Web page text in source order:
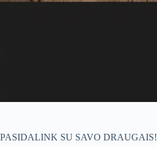
PASIDALINK SU SAVO DRAUGAIS!